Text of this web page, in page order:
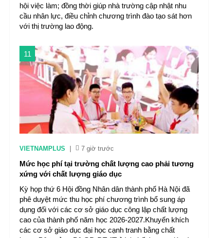
hội việc làm; đồng thời giúp nhà trường cập nhật nhu
cầu nhân lực, điều chỉnh chương trình đào tạo sát hơn
với thị trường lao động.
11
VIETNAMPLUS 7 giờ trước
Mức học phí tại trường chất lượng cao phải tương
xứng với chất lượng giáo dục
Kỳ họp thứ 6 Hội đồng Nhân dân thành phố Hà Nội đã
phê duyệt mức thu học phí chương trình bổ sung áp
dụng đối với các cơ sở giáo dục công lập chất lượng
cao của thành phố năm học 2026-2027.Khuyến khích
các cơ sở giáo dục đại học cạnh tranh bằng chất